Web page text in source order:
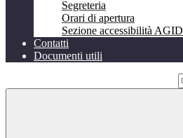
Segreteria
Orari di apertura
Sezione accessibilità AGID
Contatti
Documenti utili